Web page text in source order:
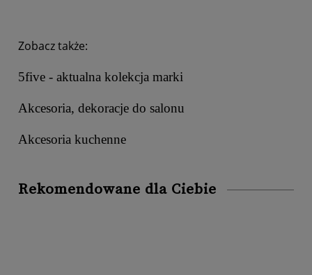
Zobacz także:
5five - aktualna kolekcja marki
Akcesoria, dekoracje do salonu
Akcesoria kuchenne
Rekomendowane dla Ciebie